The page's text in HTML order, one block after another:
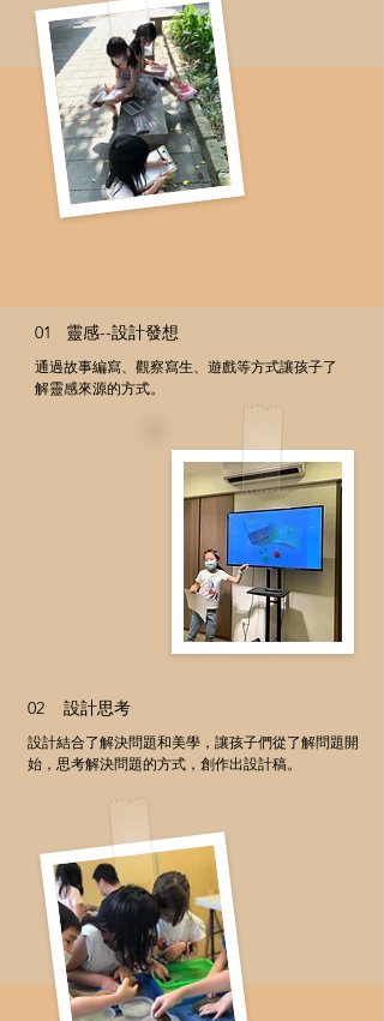
01 靈感--設計發想
通過故事編寫、觀察寫生、遊戲等方式讓孩子了
解靈感來源的方式。
02 設計思考
設計結合了解決問題和美學，讓孩子們從了解問題開
始，思考解決問題的方式，創作出設計稿。